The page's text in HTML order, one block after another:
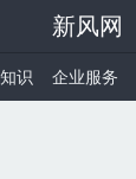
新风网
识 企业服务